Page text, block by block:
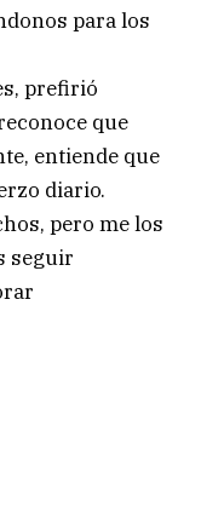
para los
prefirió
que
entiende que
diario.
pero me los
seguir